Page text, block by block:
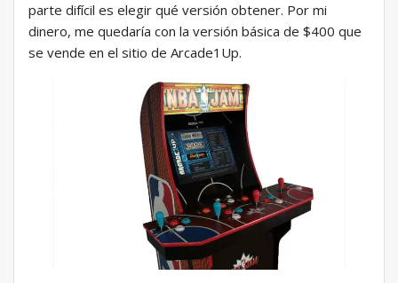
parte difícil es elegir qué versión obtener. Por mi
dinero, me quedaría con la versión básica de $400 que
se vende en el sitio de Arcade1Up.